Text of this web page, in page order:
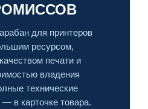
для принтеров
ресурсом,
печати и
владения
технические
— в карточке товара.